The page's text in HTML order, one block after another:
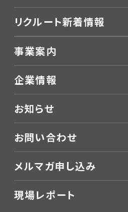
リクルート新着情報
事業案内
企業情報
お知らせ
お問い合わせ
メルマガ申し込み
現場レポート